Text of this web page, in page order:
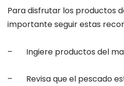
Para disfrutar los productos
importante seguir estas
– Ingiere productos del
– Revisa que el pescado